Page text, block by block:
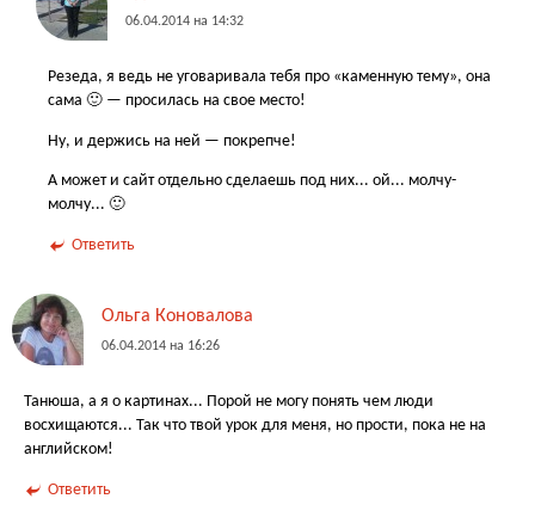
06.04.2014 на 14:32
Резеда, я ведь не уговаривала тебя про «каменную тему», она
сама 🙂 — просилась на свое место!
Ну, и держись на ней — покрепче!
А может и сайт отдельно сделаешь под них... ой... молчу-
молчу... 🙂
Ответить
Ольга Коновалова
06.04.2014 на 16:26
Танюша, а я о картинах... Порой не могу понять чем люди
восхищаются... Так что твой урок для меня, но прости, пока не на
английском!
Ответить